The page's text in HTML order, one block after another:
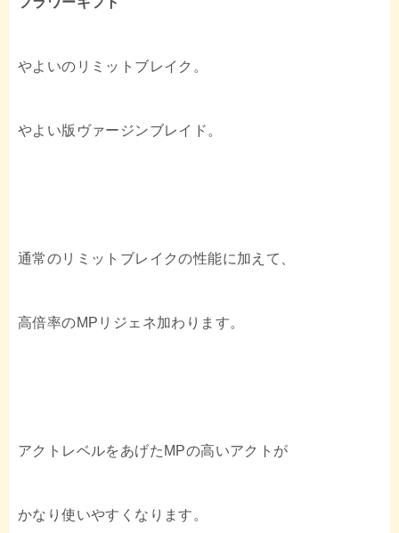
やよいのリミットブレイク。
やよい版ヴァージンブレイド。
通常のリミットブレイクの性能に加えて、
高倍率のMPリジェネ加わります。
アクトレベルをあげたMPの高いアクトが
かなり使いやすくなります。